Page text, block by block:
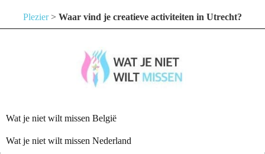
Plezier> Waar vind je creatieve activiteiten in Utrecht?
Wat je niet wilt missen België
Wat je niet wilt missen Nederland